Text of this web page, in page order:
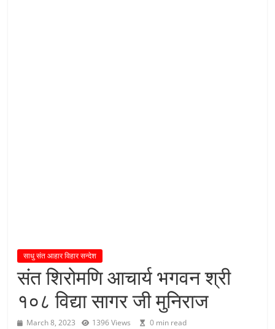
साधु संत आहार विहार सन्देश
संत शिरोमणि आचार्य भगवन श्री
१०८ विद्या सागर जी मुनिराज
March 8, 2023 1396 Views 0 min read